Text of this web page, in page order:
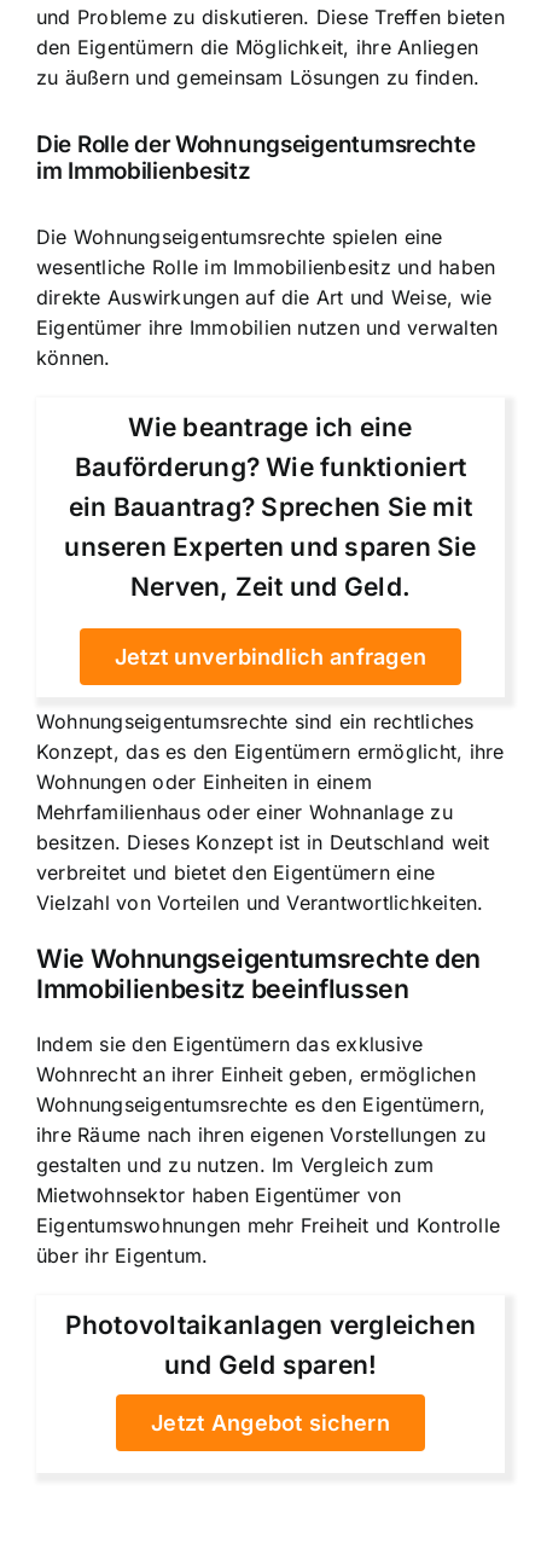
und Probleme zu diskutieren. Diese Treffen bieten
den Eigentümern die Möglichkeit, ihre Anliegen
zu äußern und gemeinsam Lösungen zu finden.
Die Rolle der Wohnungseigentumsrechte
im Immobilienbesitz
Die Wohnungseigentumsrechte spielen eine
wesentliche Rolle im Immobilienbesitz und haben
direkte Auswirkungen auf die Art und Weise, wie
Eigentümer ihre Immobilien nutzen und verwalten
können.
Wie beantrage ich eine
Bauförderung? Wie funktioniert
ein Bauantrag? Sprechen Sie mit
unseren Experten und sparen Sie
Nerven, Zeit und Geld.
Jetzt unverbindlich anfragen
Wohnungseigentumsrechte sind ein rechtliches
Konzept, das es den Eigentümern ermöglicht, ihre
Wohnungen oder Einheiten in einem
Mehrfamilienhaus oder einer Wohnanlage zu
besitzen. Dieses Konzept ist in Deutschland weit
verbreitet und bietet den Eigentümern eine
Vielzahl von Vorteilen und Verantwortlichkeiten.
Wie Wohnungseigentumsrechte den
Immobilienbesitz beeinflussen
Indem sie den Eigentümern das exklusive
Wohnrecht an ihrer Einheit geben, ermöglichen
Wohnungseigentumsrechte es den Eigentümern,
ihre Räume nach ihren eigenen Vorstellungen zu
gestalten und zu nutzen. Im Vergleich zum
Mietwohnsektor haben Eigentümer von
Eigentumswohnungen mehr Freiheit und Kontrolle
über ihr Eigentum.
Photovoltaikanlagen vergleichen
und Geld sparen!
Jetzt Angebot sichern